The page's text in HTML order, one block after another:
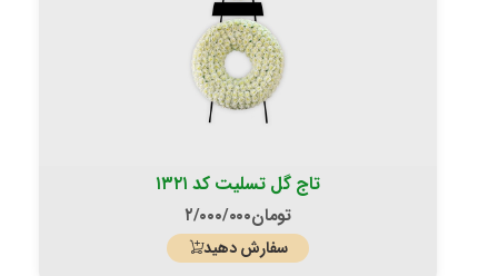
تاج گل تسلیت کد ۱۳۲۱
تومان۲/۰۰۰/۰۰۰
سفارش دهید